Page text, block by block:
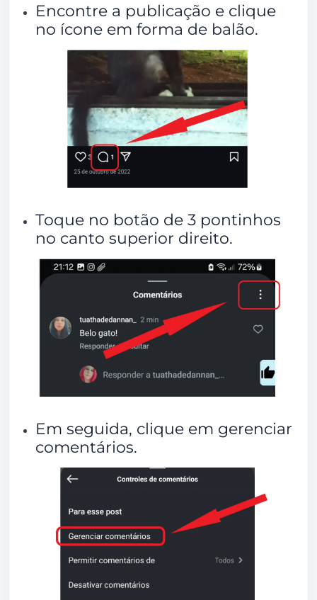
qualquer publicação no Instagram
Encontre a publicação e clique
no ícone em forma de balão.
Toque no botão de 3 pontinhos
no canto superior direito.
Em seguida, clique em gerenciar
comentários.